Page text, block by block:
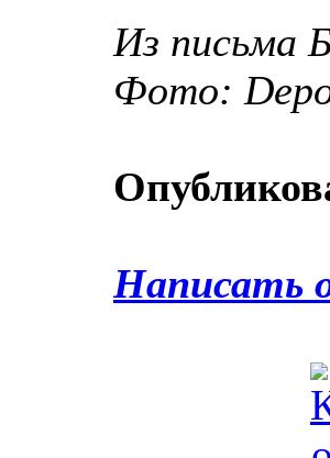
Из письма
Фото:
Написать